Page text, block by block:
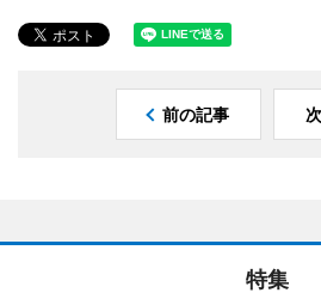
前の記事
特集